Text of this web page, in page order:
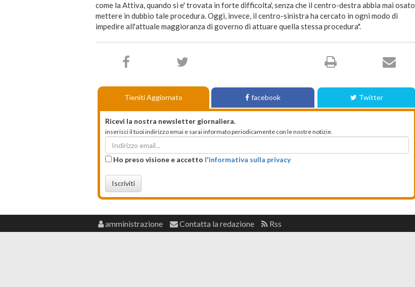
come la Attiva, quando si e' trovata in forte difficolta', senza che il centro-destra abbia mai osato
mettere in dubbio tale procedura. Oggi, invece, il centro-sinistra ha cercato in ogni modo di
impedire all'attuale maggioranza di governo di attuare quella stessa procedura".
Tieniti Aggiornato facebook Twitter
Ricevi la nostra newsletter giornaliera.
inserisci il tuoi indirizzo emai e sarai informato periodicamente con le nostre notizie.
Ho preso visione e accetto l'informativa sulla privacy
Iscriviti
amministrazione Contatta la redazione Rss